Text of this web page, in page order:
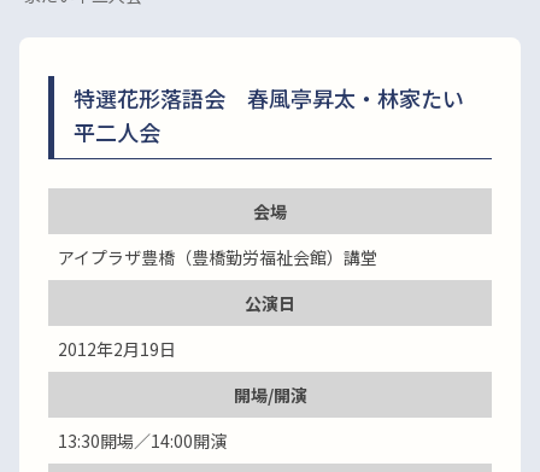
特選花形落語会 春風亭昇太・林家たい
平二人会
会場
アイプラザ豊橋（豊橋勤労福祉会館）講堂
公演日
2012年2月19日
開場/開演
13:30開場／14:00開演